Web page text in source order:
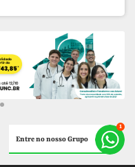
Entre no nosso Grupo